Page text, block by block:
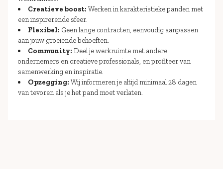
Creatieve boost: Werken in karakteristieke panden met
een inspirerende sfeer.
Flexibel: Geen lange contracten, eenvoudig aanpassen
aan jouw groeiende behoeften.
Community: Deel je werkruimte met andere
ondernemers en creatieve professionals, en profiteer van
samenwerking en inspiratie.
Opzegging:Wij informeren je altijd minimaal 28 dagen
van tevoren als je het pand moet verlaten.​